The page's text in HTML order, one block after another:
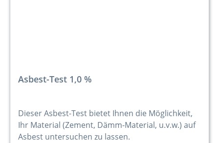
Asbest-Test 1,0 %
Dieser Asbest-Test bietet Ihnen die Möglichkeit,
Ihr Material (Zement, Dämm-Material, u.v.w.) auf
Asbest untersuchen zu lassen.